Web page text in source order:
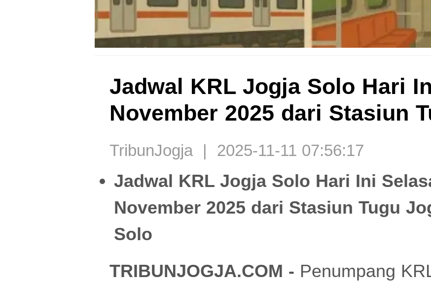
Jadwal KRL Jogja Solo Hari
November 2025 dari Stasiun
TribunJogja | 2025-11-11 07:56:17
Jadwal KRL Jogja Solo Hari Ini
November 2025 dari Stasiun Tugu
Solo
TRIBUNJOGJA.COM - Penumpang